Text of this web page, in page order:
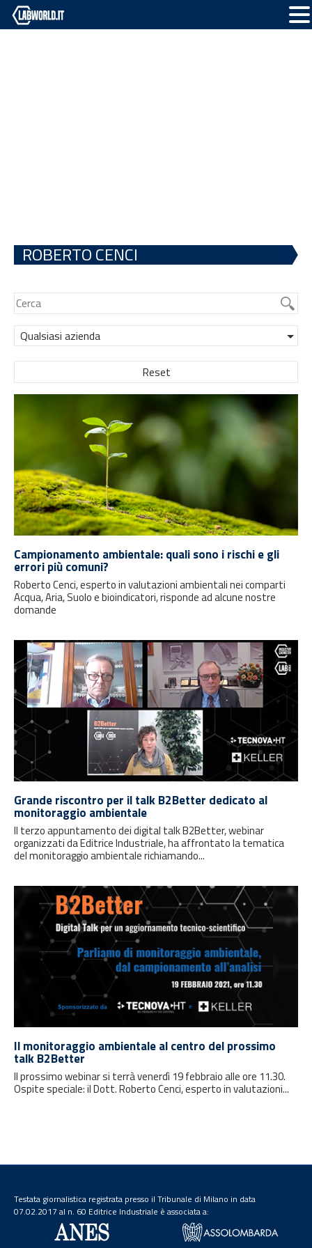
ROBERTO CENCI
Qualsiasi azienda
Reset
Campionamento ambientale: quali sono i rischi e gli
errori più comuni?
Roberto Cenci, esperto in valutazioni ambientali nei comparti
Acqua, Aria, Suolo e bioindicatori, risponde ad alcune nostre
domande
Grande riscontro per il talk B2Better dedicato al
monitoraggio ambientale
Il terzo appuntamento dei digital talk B2Better, webinar
organizzati da Editrice Industriale, ha affrontato la tematica
del monitoraggio ambientale richiamando...
Il monitoraggio ambientale al centro del prossimo
talk B2Better
Il prossimo webinar si terrà venerdì 19 febbraio alle ore 11.30.
Ospite speciale: il Dott. Roberto Cenci, esperto in valutazioni...
Testata giornalistica registrata presso il Tribunale di Milano in data
07.02.2017 al n. 60 Editrice Industriale è associata a: